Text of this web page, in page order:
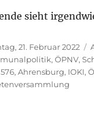
sieht
21. Februar 2022
,ÖPNV,
Schlagwörter
576,Ahrensburg, IOKI,